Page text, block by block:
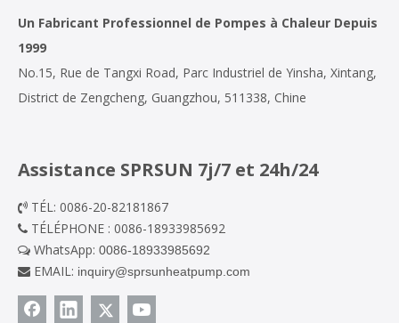
Un Fabricant Professionnel de Pompes à Chaleur Depuis
1999
No.15, Rue de Tangxi Road, Parc Industriel de Yinsha, Xintang,
District de Zengcheng, Guangzhou, 511338, Chine
Assistance SPRSUN 7j/7 et 24h/24
 TÉL: 0086-20-82181867
 TÉLÉPHONE : 0086-18933985692
 WhatsApp: 0086-18933985692
 EMAIL: inquiry@sprsunheatpump.com